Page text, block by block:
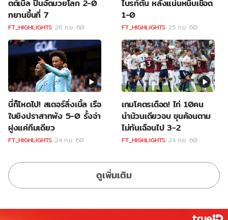
ตต์เบิ้ล ปืนอัดมวยโลก 2-0
ทยานขึ้นที่ 7
FT_HIGHLIGHTS 26 ก.ย. 60
ไบรท์ตัน หลังแน่นหนึบเชือด
1-0
FT_HIGHLIGHTS 25 ก.ย. 60
นี่ก็โหดไป! สเตอร์ลิ่งเบิ้ล เรือ
ใบยิงปราสาทพัง 5-0 รั้งจ่า
ฝูงแค่ทีมเดียว
FT_HIGHLIGHTS 24 ก.ย. 60
เกมโคตรเดือด! ไก่ 10คน
นำม้วนเดียวจบ ขุนค้อนตาม
ไม่ทันเฉือนไป 3-2
FT_HIGHLIGHTS 24 ก.ย. 60
ดูเพิ่มเติม